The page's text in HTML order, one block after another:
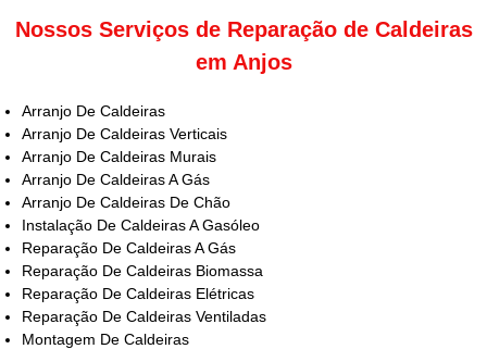
Nossos Serviços de Reparação de Caldeiras
em Anjos
Arranjo De Caldeiras
Arranjo De Caldeiras Verticais
Arranjo De Caldeiras Murais
Arranjo De Caldeiras A Gás
Arranjo De Caldeiras De Chão
Instalação De Caldeiras A Gasóleo
Reparação De Caldeiras A Gás
Reparação De Caldeiras Biomassa
Reparação De Caldeiras Elétricas
Reparação De Caldeiras Ventiladas
Montagem De Caldeiras